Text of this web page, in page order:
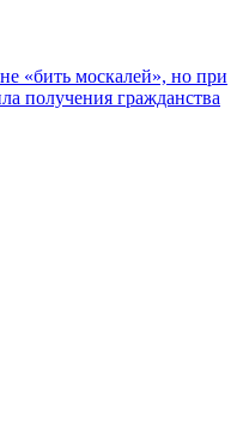
«бить москалей», но при
получения гражданства